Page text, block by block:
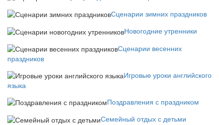
Сценарии зимних праздников
Новогодние утренники
Сценарии весенних
праздников
Игровые уроки английского
языка
Поздравления с праздником
Семейный отдых с детьми